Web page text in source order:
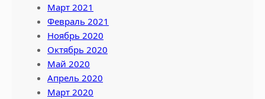
Март 2021
Февраль 2021
Ноябрь 2020
Октябрь 2020
Май 2020
Апрель 2020
Март 2020